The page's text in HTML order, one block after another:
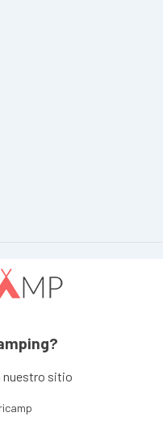
nuestro sitio